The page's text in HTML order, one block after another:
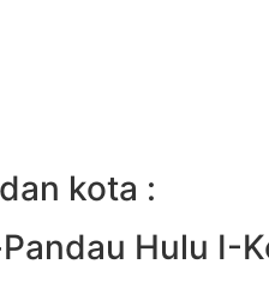
kota :
Hulu I-